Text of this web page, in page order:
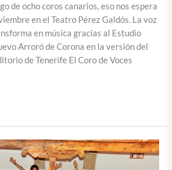
de ocho coros canarios, eso nos espera
en el Teatro Pérez Galdós. La voz
en música gracias al Estudio
Arroró de Corona en la versión del
de Tenerife El Coro de Voces